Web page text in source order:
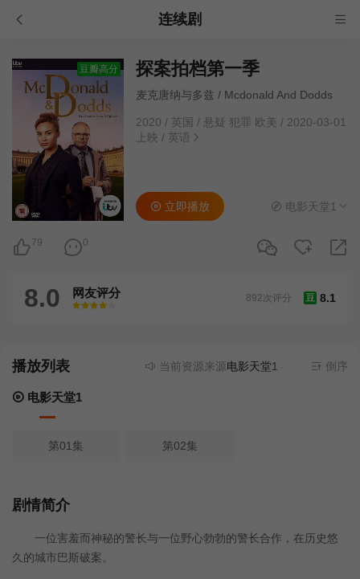
连续剧
豆瓣高分 探案拍档第一季
麦克唐纳与多兹 / Mcdonald And Dodds
2020 / 英国 / 悬疑 犯罪 欧美 / 2020-03-01
上映 / 英语
79 0
立即播放 电影天堂1
8.0 网友评分
很差
较差还行推荐力荐
豆 8.1
892次评分
播放列表 当前资源来源电影天堂1- 无需安装任何
倒序
电影天堂1
第01集 第02集
剧情简介
一位害羞而神秘的警长与一位野心勃勃的警长合作，在历史悠
久的城市巴斯破案。